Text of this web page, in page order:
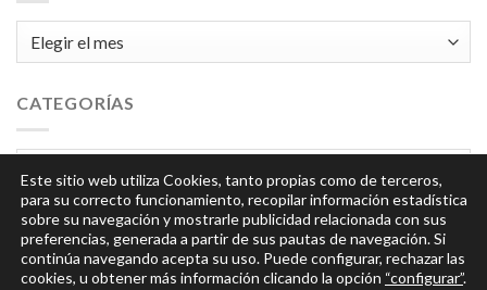
CATEGORÍAS
Categorías
Este sitio web utiliza Cookies, tanto propias como de terceros,
para su correcto funcionamiento, recopilar información estadística
sobre su navegación y mostrarle publicidad relacionada con sus
preferencias, generada a partir de sus pautas de navegación. Si
continúa navegando acepta su uso. Puede configurar, rechazar las
cookies, u obtener más información clicando la opción “configurar”.